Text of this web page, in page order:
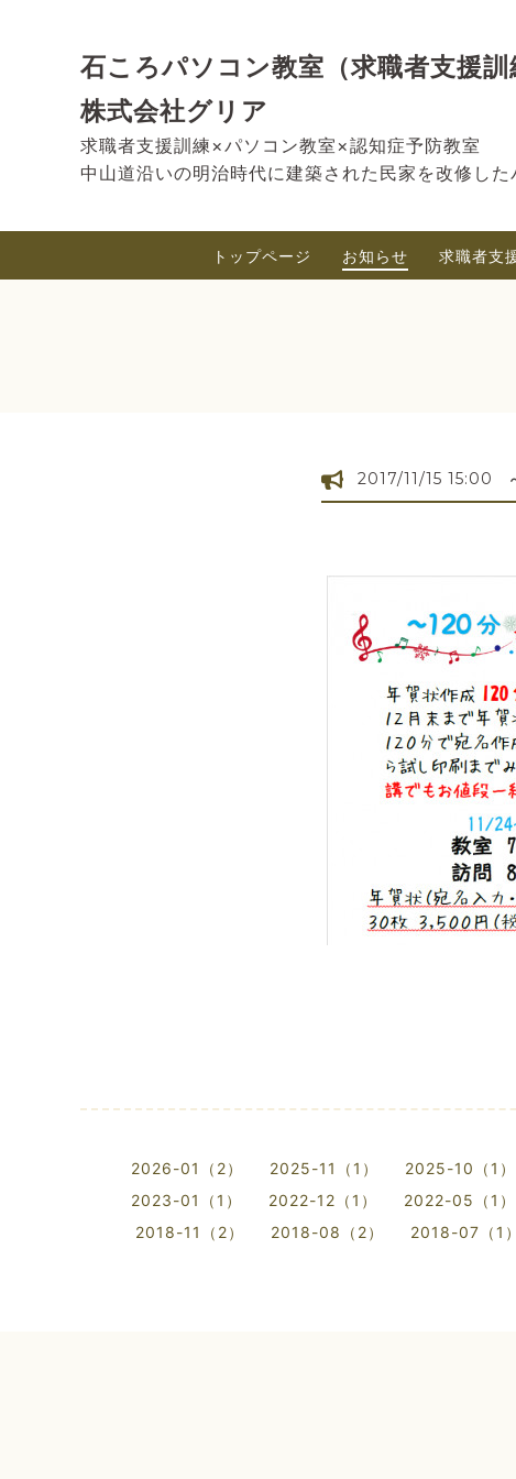
石ころパソコン教室（求職者支援訓
株式会社グリア
求職者支援訓練×パソコン教室×認知症予防教室
中山道沿いの明治時代に建築された民家を改修した
トップページ お知らせ 求職者支
2017/11/15 15:00
2026-01（2） 2025-11（1） 2025-10（1）
2023-01（1）
2022-12（1） 2022-05（1）
2018-11（2）
2018-08（2） 2018-07（1）